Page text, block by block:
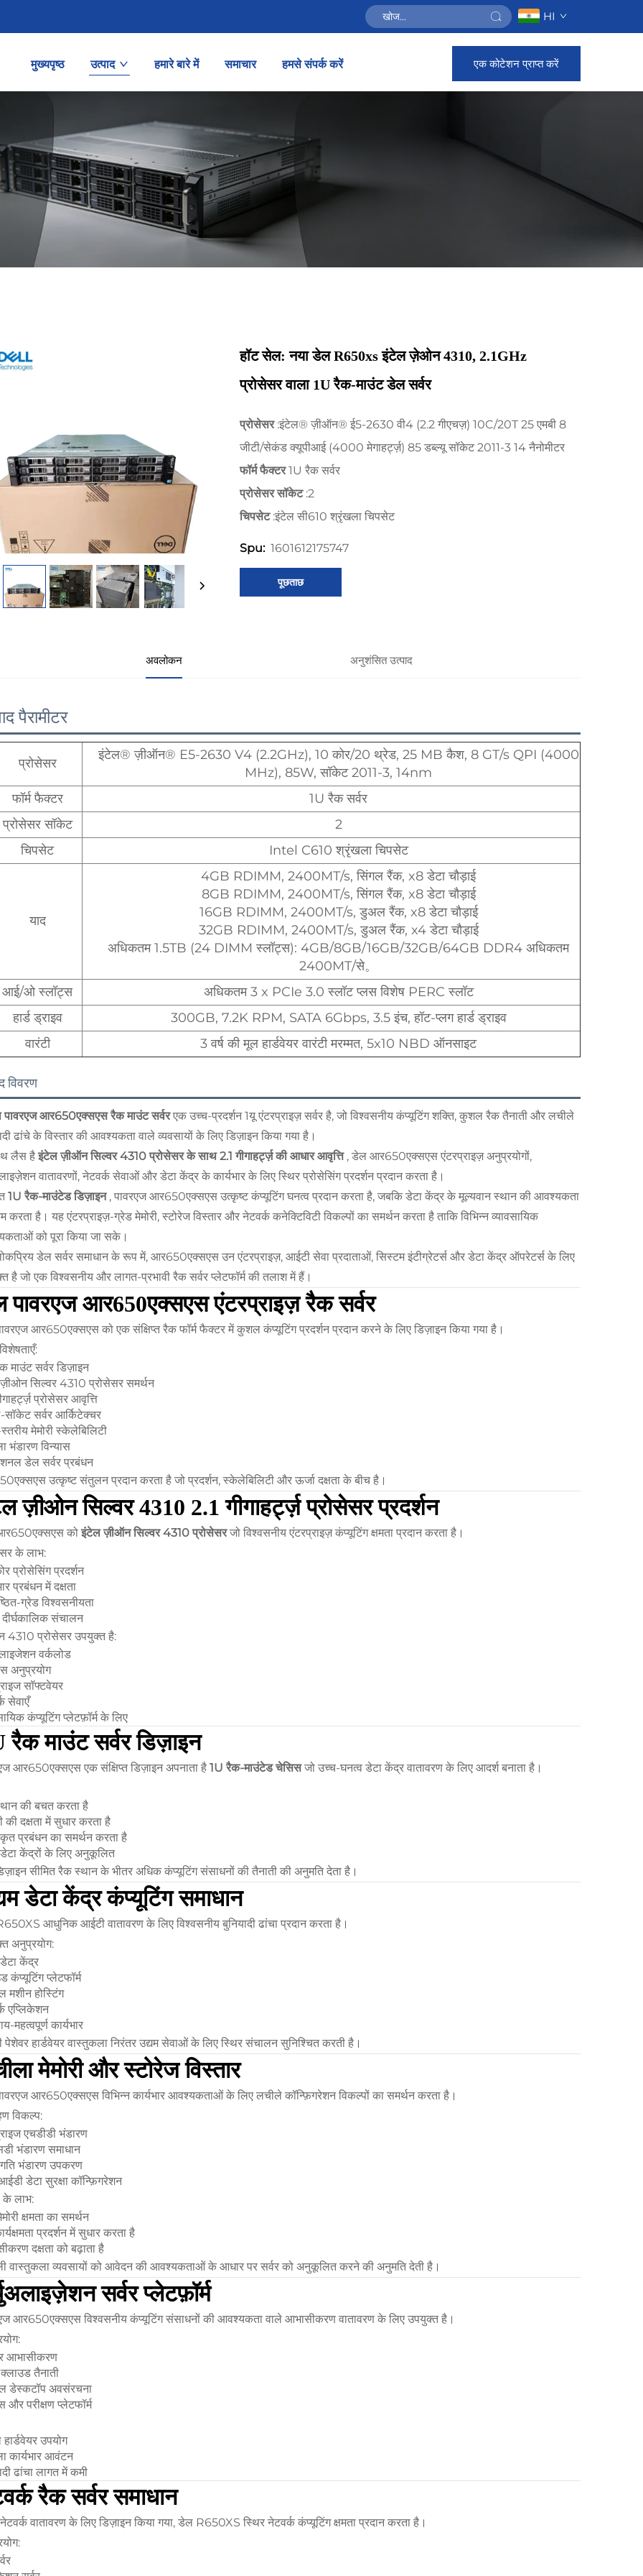
HI
मुख्यपृष्ठ उत्पाद हमारे बारे में समाचार हमसे संपर्क करें एक कोटेशन प्राप्त करें
हॉट सेल: नया डेल R650xs इंटेल ज़ेओन 4310, 2.1GHz
प्रोसेसर वाला 1U रैक-माउंट डेल सर्वर
प्रोसेसर :इंटेल® ज़ीऑन® ई5-2630 वी4 (2.2 गीएचज़) 10C/20T 25 एमबी 8
जीटी/सेकंड क्यूपीआई (4000 मेगाहर्ट्ज़) 85 डब्ल्यू सॉकेट 2011-3 14 नैनोमीटर
फॉर्म फैक्टर1U रैक सर्वर
प्रोसेसर सॉकेट :2
चिपसेट :इंटेल सी610 श्रृंखला चिपसेट
Spu: 1601612175747
पूछताछ
अवलोकन अनुशंसित उत्पाद
पैरामीटर
प्रोसेसर
इंटेल® ज़ीऑन® E5-2630 V4 (2.2GHz), 10 कोर/20 थ्रेड, 25 MB कैश, 8 GT/s QPI (4000
MHz), 85W, सॉकेट 2011-3, 14nm
फॉर्म फैक्टर
1U रैक सर्वर
प्रोसेसर सॉकेट
2
चिपसेट
Intel C610 श्रृंखला चिपसेट
याद
4GB RDIMM, 2400MT/s, सिंगल रैंक, x8 डेटा चौड़ाई
8GB RDIMM, 2400MT/s, सिंगल रैंक, x8 डेटा चौड़ाई
16GB RDIMM, 2400MT/s, डुअल रैंक, x8 डेटा चौड़ाई
32GB RDIMM, 2400MT/s, डुअल रैंक, x4 डेटा चौड़ाई
अधिकतम 1.5TB (24 DIMM स्लॉट्स): 4GB/8GB/16GB/32GB/64GB DDR4 अधिकतम
2400MT/से。
आई/ओ स्लॉट्स
अधिकतम 3 x PCIe 3.0 स्लॉट प्लस विशेष PERC स्लॉट
हार्ड ड्राइव
300GB, 7.2K RPM, SATA 6Gbps, 3.5 इंच, हॉट-प्लग हार्ड ड्राइव
वारंटी
3 वर्ष की मूल हार्डवेयर वारंटी मरम्मत, 5x10 NBD ऑनसाइट
विवरण
आर650एक्सएस रैक माउंट सर्वरएक उच्च-प्रदर्शन 1यू एंटरप्राइज़ सर्वर है, जो विश्वसनीय कंप्यूटिंग शक्ति, कुशल रैक तैनाती और लचीले
ढांचे के विस्तार की आवश्यकता वाले व्यवसायों के लिए डिज़ाइन किया गया है।
लैस हैइंटेल ज़ीऑन सिल्वर 4310 प्रोसेसर के साथ 2.1 गीगाहर्ट्ज़ की आधार आवृत्ति , डेल आर650एक्सएस एंटरप्राइज़ अनुप्रयोगों,
वातावरणों, नेटवर्क सेवाओं और डेटा केंद्र के कार्यभार के लिए स्थिर प्रोसेसिंग प्रदर्शन प्रदान करता है।
1U रैक-माउंटेड डिज़ाइन , पावरएज आर650एक्सएस उत्कृष्ट कंप्यूटिंग घनत्व प्रदान करता है, जबकि डेटा केंद्र के मूल्यवान स्थान की आवश्यकता
करता है। यह एंटरप्राइज़-ग्रेड मेमोरी, स्टोरेज विस्तार और नेटवर्क कनेक्टिविटी विकल्पों का समर्थन करता है ताकि विभिन्न व्यावसायिक
को पूरा किया जा सके।
डेल सर्वर समाधान के रूप में, आर650एक्सएस उन एंटरप्राइज़, आईटी सेवा प्रदाताओं, सिस्टम इंटीग्रेटर्स और डेटा केंद्र ऑपरेटर्स के लिए
है जो एक विश्वसनीय और लागत-प्रभावी रैक सर्वर प्लेटफॉर्म की तलाश में हैं।
पावरएज आर650एक्सएस एंटरप्राइज़ रैक सर्वर
आर650एक्सएस को एक संक्षिप्त रैक फॉर्म फैक्टर में कुशल कंप्यूटिंग प्रदर्शन प्रदान करने के लिए डिज़ाइन किया गया है।
माउंट सर्वर डिज़ाइन
सिल्वर 4310 प्रोसेसर समर्थन
प्रोसेसर आवृत्ति
सर्वर आर्किटेक्चर
मेमोरी स्केलेबिलिटी
भंडारण विन्यास
डेल सर्वर प्रबंधन
उत्कृष्ट संतुलन प्रदान करता है जो प्रदर्शन, स्केलेबिलिटी और ऊर्जा दक्षता के बीच है।
ज़ीओन सिल्वर 4310 2.1 गीगाहर्ट्ज़ प्रोसेसर प्रदर्शन
कोइंटेल ज़ीऑन सिल्वर 4310 प्रोसेसरजो विश्वसनीय एंटरप्राइज़ कंप्यूटिंग क्षमता प्रदान करता है।
के लाभ:
प्रोसेसिंग प्रदर्शन
प्रबंधन में दक्षता
ग्रेड विश्वसनीयता
दीर्घकालिक संचालन
4310 प्रोसेसर उपयुक्त है:
वर्कलोड
अनुप्रयोग
सॉफ्टवेयर
सेवाएँ
कंप्यूटिंग प्लेटफ़ॉर्म के लिए
रैक माउंट सर्वर डिज़ाइन
आर650एक्सएस एक संक्षिप्त डिज़ाइन अपनाता है 1U रैक-माउंटेड चेसिसजो उच्च-घनत्व डेटा केंद्र वातावरण के लिए आदर्श बनाता है।
की बचत करता है
की दक्षता में सुधार करता है
प्रबंधन का समर्थन करता है
डेटा केंद्रों के लिए अनुकूलित
सीमित रैक स्थान के भीतर अधिक कंप्यूटिंग संसाधनों की तैनाती की अनुमति देता है।
डेटा केंद्र कंप्यूटिंग समाधान
आधुनिक आईटी वातावरण के लिए विश्वसनीय बुनियादी ढांचा प्रदान करता है।
अनुप्रयोग:
डेटा केंद्र
कंप्यूटिंग प्लेटफॉर्म
मशीन होस्टिंग
एप्लिकेशन
महत्वपूर्ण कार्यभार
पेशेवर हार्डवेयर वास्तुकला निरंतर उद्यम सेवाओं के लिए स्थिर संचालन सुनिश्चित करती है।
मेमोरी और स्टोरेज विस्तार
आर650एक्सएस विभिन्न कार्यभार आवश्यकताओं के लिए लचीले कॉन्फ़िगरेशन विकल्पों का समर्थन करता है।
विकल्प:
एचडीडी भंडारण
भंडारण समाधान
भंडारण उपकरण
डेटा सुरक्षा कॉन्फ़िगरेशन
के लाभ:
क्षमता का समर्थन
प्रदर्शन में सुधार करता है
दक्षता को बढ़ाता है
वास्तुकला व्यवसायों को आवेदन की आवश्यकताओं के आधार पर सर्वर को अनुकूलित करने की अनुमति देती है।
सर्वर प्लेटफ़ॉर्म
आर650एक्सएस विश्वसनीय कंप्यूटिंग संसाधनों की आवश्यकता वाले आभासीकरण वातावरण के लिए उपयुक्त है।
आभासीकरण
तैनाती
डेस्कटॉप अवसंरचना
और परीक्षण प्लेटफॉर्म
उपयोग
कार्यभार आवंटन
ढांचा लागत में कमी
रैक सर्वर समाधान
वातावरण के लिए डिज़ाइन किया गया, डेल R650XS स्थिर नेटवर्क कंप्यूटिंग क्षमता प्रदान करता है।